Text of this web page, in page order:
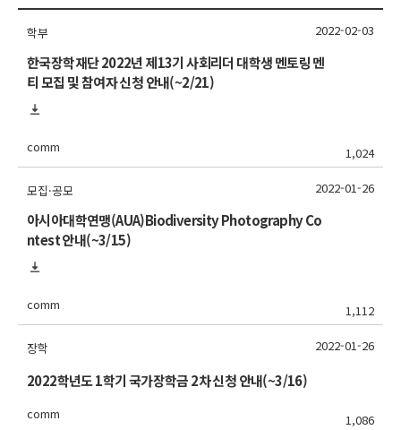
학부
한국장학재단 2022년 제13기 사회리더 대학생 멘토링 멘
티 모집 및 참여자 신청 안내(~2/21)
comm 1,024
2022-02-03
모집·공모
아시아대학연맹(AUA)Biodiversity Photography Co
ntest 안내(~3/15)
comm 1,112
2022-01-26
장학
2022학년도 1학기 국가장학금 2차 신청 안내(~3/16)
comm 1,086
2022-01-26